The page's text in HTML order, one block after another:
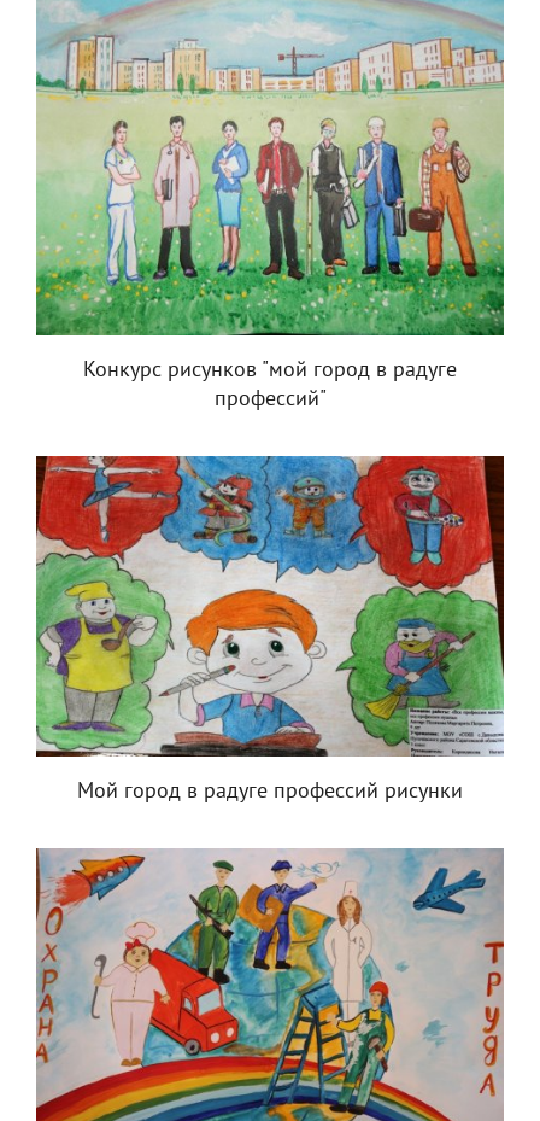
Конкурс рисунков "мой город в радуге
профессий"
Мой город в радуге профессий рисунки